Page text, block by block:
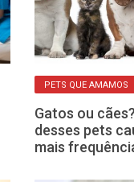
PETS QUE AMAMOS
Gatos ou
desses pets
mais